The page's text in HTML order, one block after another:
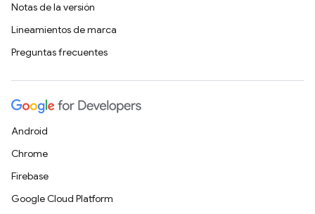
Notas de la versión
Lineamientos de marca
Preguntas frecuentes
Android
Chrome
Firebase
Google Cloud Platform